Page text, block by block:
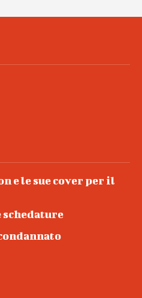
e le sue cover per il
schedature